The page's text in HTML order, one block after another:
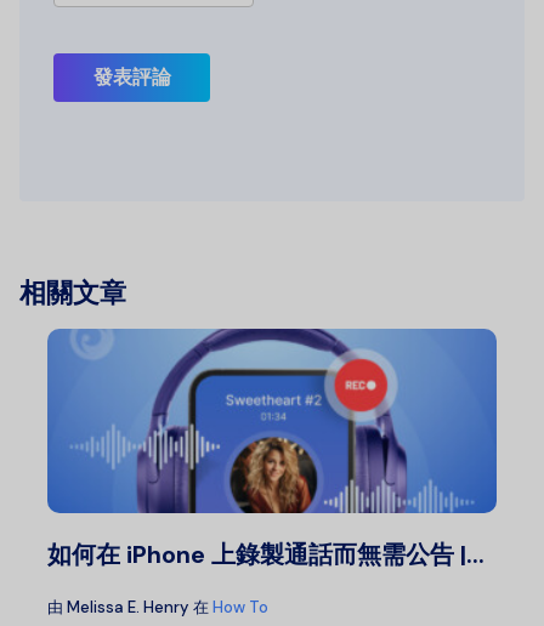
發表評論
相關文章
如何在 iPhone 上錄製通話而無需公告 |...
由 Melissa E. Henry 在How To